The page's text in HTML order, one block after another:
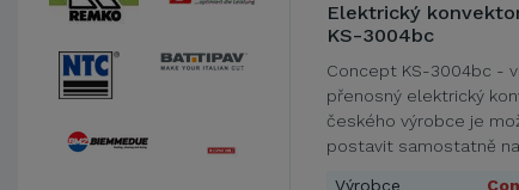
Elektrický
KS-3004bc
Concept KS-3004bc -
přenosný elektrický
českého výrobce je
postavit samostatně
Výrobce